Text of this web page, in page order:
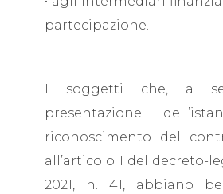
partecipazione.
I soggetti che, a
presentazione
riconoscimento del
all’articolo 1 del decreto-
2021, n. 41, abbiano